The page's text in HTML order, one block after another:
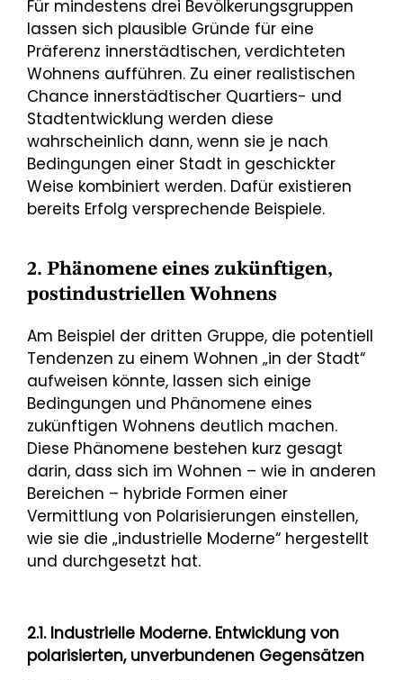
Für mindestens drei Bevölkerungsgruppen
lassen sich plausible Gründe für eine
Präferenz innerstädtischen, verdichteten
Wohnens aufführen. Zu einer realistischen
Chance innerstädtischer Quartiers- und
Stadtentwicklung werden diese
wahrscheinlich dann, wenn sie je nach
Bedingungen einer Stadt in geschickter
Weise kombiniert werden. Dafür existieren
bereits Erfolg versprechende Beispiele.
2. Phänomene eines zukünftigen,
postindustriellen Wohnens
Am Beispiel der dritten Gruppe, die potentiell
Tendenzen zu einem Wohnen „in der Stadt“
aufweisen könnte, lassen sich einige
Bedingungen und Phänomene eines
zukünftigen Wohnens deutlich machen.
Diese Phänomene bestehen kurz gesagt
darin, dass sich im Wohnen – wie in anderen
Bereichen – hybride Formen einer
Vermittlung von Polarisierungen einstellen,
wie sie die „industrielle Moderne“ hergestellt
und durchgesetzt hat.
2.1. Industrielle Moderne. Entwicklung von
polarisierten, unverbundenen Gegensätzen